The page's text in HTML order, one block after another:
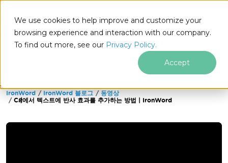
We use cookies to help improve and customize your
browsing experience and interaction with our company.
To find out more, see our Privacy Policy.
Accept
푸터 콘텐츠로 바로가기
IronWord IronWord 블로그
동영상
C#에서 텍스트에 반사 효과를 추가하는 방법 | IronWord